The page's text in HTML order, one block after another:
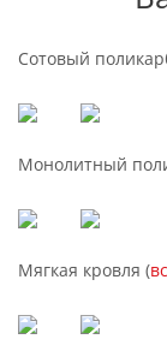
Сотовый
Монолитный
Мягкая кровля (